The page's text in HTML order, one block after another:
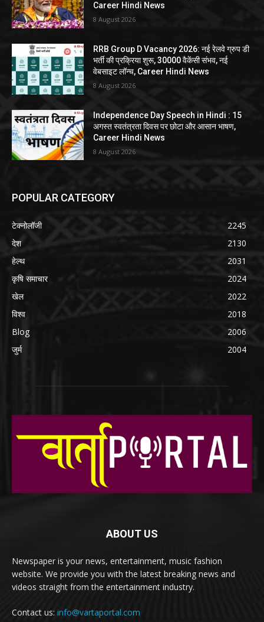
Career Hindi News
8 August 2026
RRB Group D Vacancy 2026: नई रेलवे ग्रुप डी
भर्ती की प्रक्रिया शुरू, 30000 वैकेंसी संभव, नई
वेबसाइट लॉन्च, Career Hindi News
8 August 2026
Independence Day Speech in Hindi : 15
अगस्त स्वतंत्रता दिवस पर छोटा और आसान भाषण,
Career Hindi News
8 August 2026
POPULAR CATEGORY
टेक्नोलॉजी
2245
देश
2130
हेल्थ
2031
कृषि समाचार
2024
खेल
2022
विश्व
2018
Blog
2006
जुर्म
2004
ABOUT US
Newspaper is your news, entertainment, music fashion
website. We provide you with the latest breaking news and
videos straight from the entertainment industry.
Contact us: info@vartaportal.com